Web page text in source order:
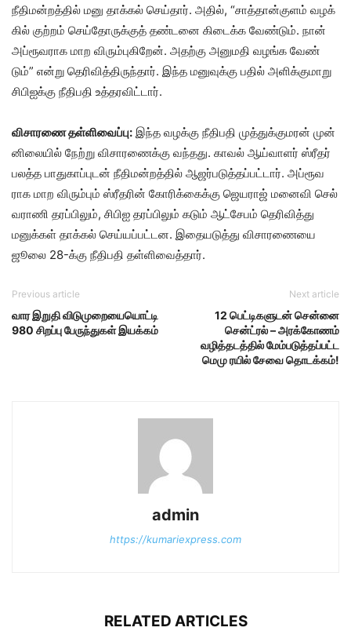
நீதி​மன்​றத்​தில் மனு தாக்​கல் செய்​தார். அதில், “சாத்தான்குளம் வழக்​
கில் குற்​றம் செய்​தோருக்​குத் தண்​டனை கிடைக்க வேண்​டும். நான்
அப்ரூவ​ராக மாற விரும்​பு​கிறேன். அதற்கு அனு​மதி வழங்க வேண்​
டும்” என்று தெரி​வித்​திருந்​தார். இந்த மனுவுக்கு பதில் அளிக்​கு​மாறு
சிபிஐக்கு நீதிபதி உத்தரவிட்டார்.
விசாரணை தள்ளிவைப்பு: இந்த வழக்கு நீதிபதி முத்​துக்​குமரன் முன்​
னிலை​யில் நேற்று விசா​ரணைக்கு வந்​தது. காவல் ஆய்வாளர் ஸ்ரீதர்
பலத்த பாது​காப்​புடன் நீதி​மன்​றத்​தில் ஆஜர்​படுத்​தப்​பட்​டார். அப்​ரூவ​
ராக மாற விரும்​பும் ஸ்ரீதரின் கோரிக்​கைக்​கு ஜெய​ராஜ் மனைவி செல்​
வ​ராணி தரப்​பிலும், சிபிஐ தரப்​பிலும் கடும் ஆட்​சேபம் தெரி​வித்து
மனுக்​கள் தாக்​கல் செய்யப்​பட்​டன. இதையடுத்து விசா​ரணையை
ஜூலை 28-க்கு நீதிபதி தள்​ளி​வைத்​தார்.
Previous article
​வார இறுதி விடு​முறையையொட்டி
980 சிறப்பு பேருந்​துகள் இயக்​கம்
Next article
12 பெட்டிகளுடன் சென்னை
சென்ட்ரல் – அரக்கோணம்
வழித்தடத்தில் மேம்படுத்தப்பட்ட
மெமு ரயில் சேவை தொடக்கம்!
admin
https://kumariexpress.com
RELATED ARTICLES